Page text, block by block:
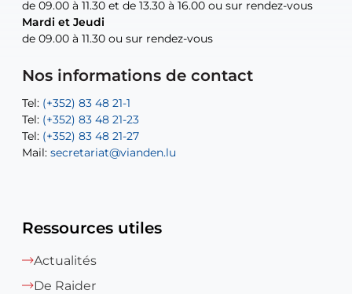
de 09.00 à 11.30 et de 13.30 à 16.00 ou sur rendez-vous
Mardi et Jeudi
de 09.00 à 11.30 ou sur rendez-vous
Nos informations de contact
Tel: (+352) 83 48 21-1
Tel: (+352) 83 48 21-23
Tel: (+352) 83 48 21-27
Mail: secretariat@vianden.lu
de 09.00 à 11.30 et de 13.30 à 16.00 ou sur rendez-vous
Mardi et Jeudi
de 09.00 à 11.30 ou sur rendez-vous
Tel: (+352) 83 48 21-20
Tel: (+352) 83 48 21-22
Mail:sofia.carvalho@vianden.lu
Mail: diane.storn@vianden.lu
Mail:recette@vianden.lu
Tel:(+352) 83 48 21-31
Tel:Permanence (Fuite d’eau) : 83 48 21 61
Ressources utiles
Actualités
De Raider